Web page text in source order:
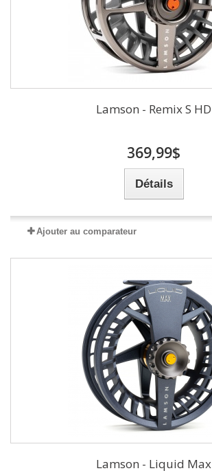
Lamson - Remix S HD
369,99$
Détails
Ajouter au comparateur
Lamson - Liquid Max